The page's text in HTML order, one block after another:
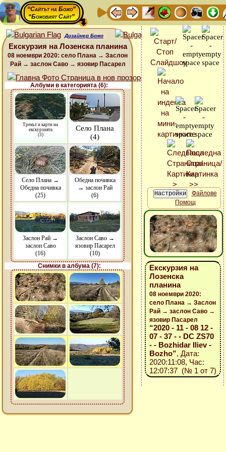
“Сайтът на Божо”
“Божовият Сайт”
Дизайнер Божо
Екскурзия на Лозенска планина
08 ноември 2020: село Плана → Заслон
Рай → заслон Саво → язовир Пасарел
Албуми в категорията (6):
Трекът и карти на
екскурзията
(3)
Село Плана
(4)
Село Плана →
Обедна почивка
(25)
Обедна почивка
→ заслон Рай
(6)
Заслон Рай →
заслон Саво
(16)
Заслон Саво →
язовир Пасарел
(10)
Снимки в албума (7):
Файлове
Помощ
Екскурзия на
Лозенска
планина
08 ноември 2020:
село Плана → Заслон
Рай → заслон Саво →
язовир Пасарел
“2020 - 11 - 08 12 -
07 - 37 - - DC ZS70
- - Bozhidar Iliev -
Bozho”, Дата:
2020:11:08, Час:
12:07:37 (№ 1 от 7)